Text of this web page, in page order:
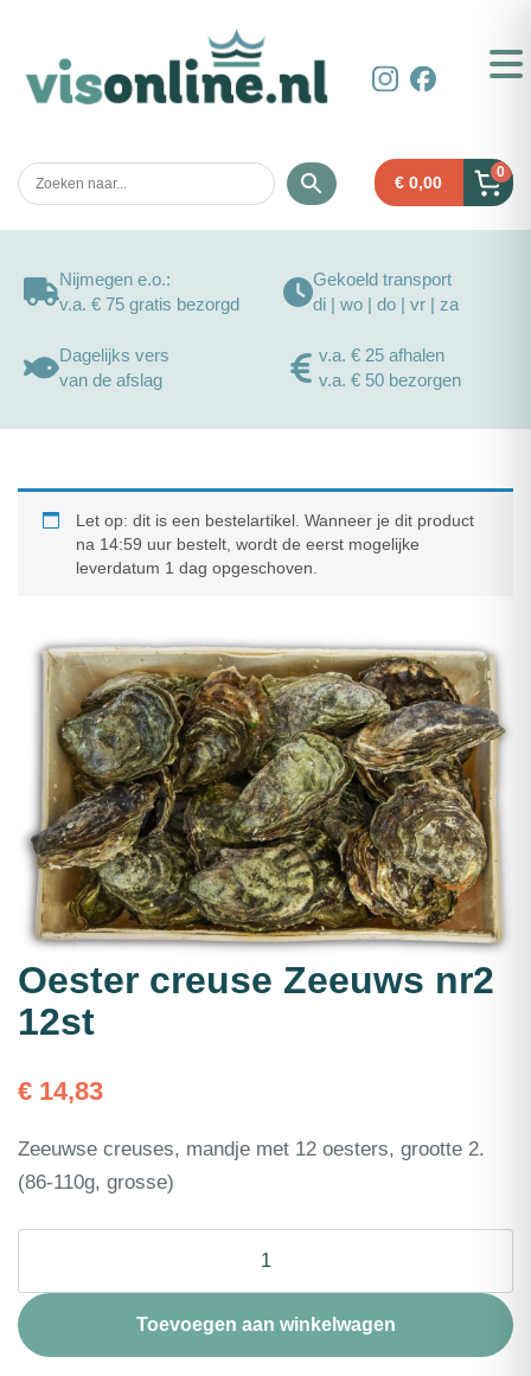
€ 0,00
0
Nijmegen e.o.:
v.a. € 75 gratis bezorgd
Gekoeld transport
di | wo | do | vr | za
Dagelijks vers
van de afslag
v.a. € 25 afhalen
v.a. € 50 bezorgen
Let op: dit is een bestelartikel. Wanneer je dit product
na 14:59 uur bestelt, wordt de eerst mogelijke
leverdatum 1 dag opgeschoven.
Oester creuse Zeeuws nr2
12st
€ 14,83
Zeeuwse creuses, mandje met 12 oesters, grootte 2.
(86-110g, grosse)
Zeeuws
nr2
12st
aantal
Toevoegen aan winkelwagen